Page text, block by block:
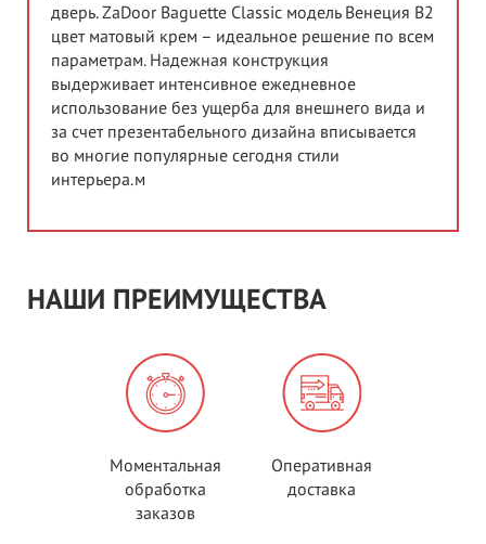
дверь. ZaDoor Baguette Classic модель Венеция В2
цвет матовый крем – идеальное решение по всем
параметрам. Надежная конструкция
выдерживает интенсивное ежедневное
использование без ущерба для внешнего вида и
за счет презентабельного дизайна вписывается
во многие популярные сегодня стили
интерьера.м
НАШИ ПРЕИМУЩЕСТВА
Моментальная
обработка
заказов
Оперативная
доставка